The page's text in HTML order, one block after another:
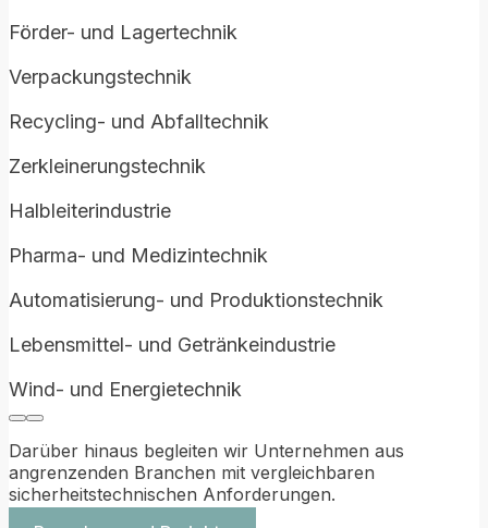
Förder- und Lagertechnik
Verpackungstechnik
Recycling- und Abfalltechnik
Zerkleinerungstechnik
Halbleiterindustrie
Pharma- und Medizintechnik
Automatisierung- und Produktionstechnik
Lebensmittel- und Getränkeindustrie
Wind- und Energietechnik
Darüber hinaus begleiten wir Unternehmen aus
angrenzenden Branchen mit vergleichbaren
sicherheitstechnischen Anforderungen.